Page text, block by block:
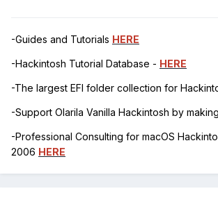
-Guides and Tutorials HERE
-Hackintosh Tutorial Database - HERE
-The largest EFI folder collection for
-Support Olarila Vanilla Hackintosh by
-Professional Consulting for macOS
2006 HERE